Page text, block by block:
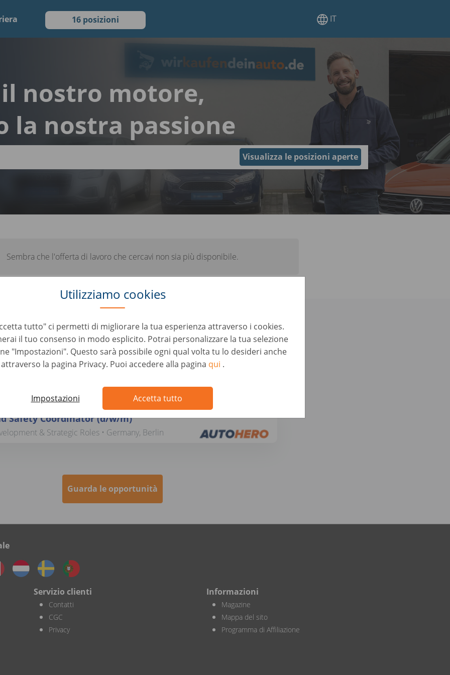
16 posizioni IT
Utilizziamo cookies
tutto" ci permetti di migliorare la tua esperienza attraverso i cookies.
il tuo consenso in modo esplicito. Potrai personalizzare la tua selezione
"Impostazioni". Questo sarà possibile ogni qual volta tu lo desideri anche
attraverso la pagina Privacy. Puoi accedere alla pagina qui .
Impostazioni Accetta tutto
nostro motore,
la nostra passione
Visualizza le posizioni aperte
Sembra che l'offerta di lavoro che cercavi non sia più disponibile.
posizioni simili che potrebbero interessarti:
Manager - Automotive Warranty and Services (f/m/x)
& Strategic Roles • Germany, Berlin
Safety Coordinator (d/w/m)
& Strategic Roles • Germany, Berlin
Guarda le opportunità
Servizio clienti
Contatti
CGC
Privacy
Informazioni
Magazine
Mappa del sito
Programma di Affiliazione